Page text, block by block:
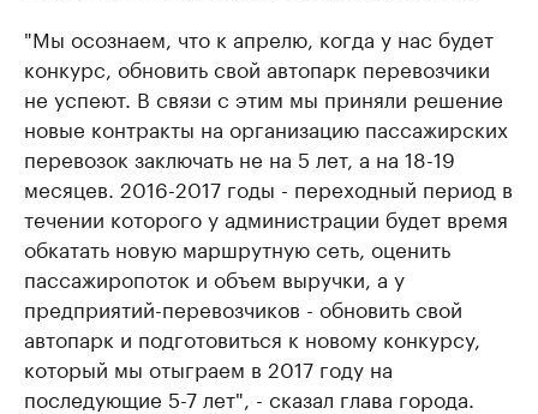
"Мы осознаем, что к апрелю, когда у нас будет
конкурс, обновить свой автопарк перевозчики
не успеют. В связи с этим мы приняли решение
новые контракты на организацию пассажирских
перевозок заключать не на 5 лет, а на 18-19
месяцев. 2016-2017 годы - переходный период в
течении которого у администрации будет время
обкатать новую маршрутную сеть, оценить
пассажиропоток и объем выручки, а у
предприятий-перевозчиков - обновить свой
автопарк и подготовиться к новому конкурсу,
который мы отыграем в 2017 году на
последующие 5-7 лет", - сказал глава города.